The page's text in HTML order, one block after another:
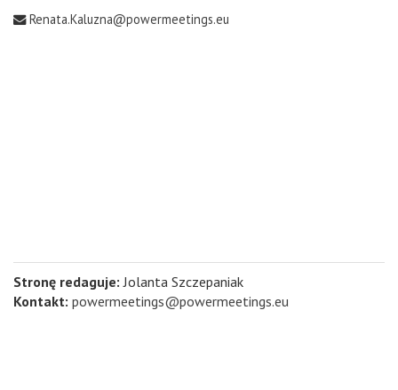
Renata.Kaluzna@powermeetings.eu
Stronę redaguje: Jolanta Szczepaniak
Kontakt: powermeetings@powermeetings.eu